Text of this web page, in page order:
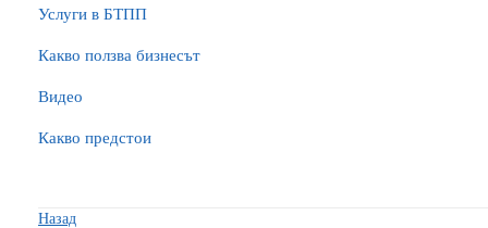
Услуги в БТПП
Какво ползва бизнесът
Видео
Какво предстои
Назад